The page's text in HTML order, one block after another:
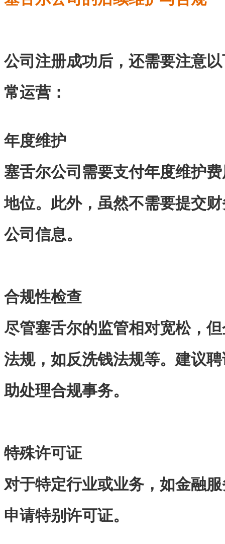
公司注册成功后，还需要注意
常运营：
年度维护
塞舌尔公司需要支付年度维护
地位。此外，虽然不需要提交
公司信息。
合规性检查
尽管塞舌尔的监管相对宽松，
法规，如反洗钱法规等。建议
助处理合规事务。
特殊许可证
对于特定行业或业务，如金融
申请特别许可证。